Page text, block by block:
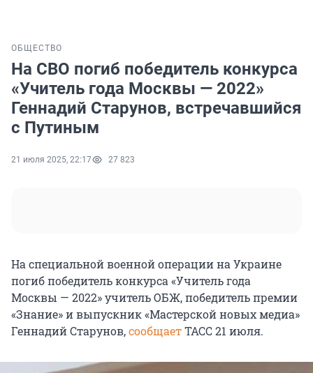
ОБЩЕСТВО
На СВО погиб победитель конкурса
«Учитель года Москвы — 2022»
Геннадий Старунов, встречавшийся
с Путиным
21 июля 2025, 22:17 27 823
На специальной военной операции на Украине
погиб победитель конкурса «Учитель года
Москвы — 2022» учитель ОБЖ, победитель премии
«Знание» и выпускник «Мастерской новых медиа»
Геннадий Старунов,сообщаетТАСС 21 июля.